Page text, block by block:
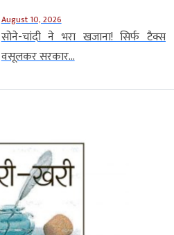
August 10, 2026
सोने-चांदी ने भरा खजाना! सिर्फ टैक्स
वसूलकर सरकार...